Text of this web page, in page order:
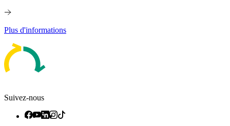
Plus d'informations
Suivez-nous